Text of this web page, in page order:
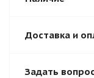
Доставка и
Задать